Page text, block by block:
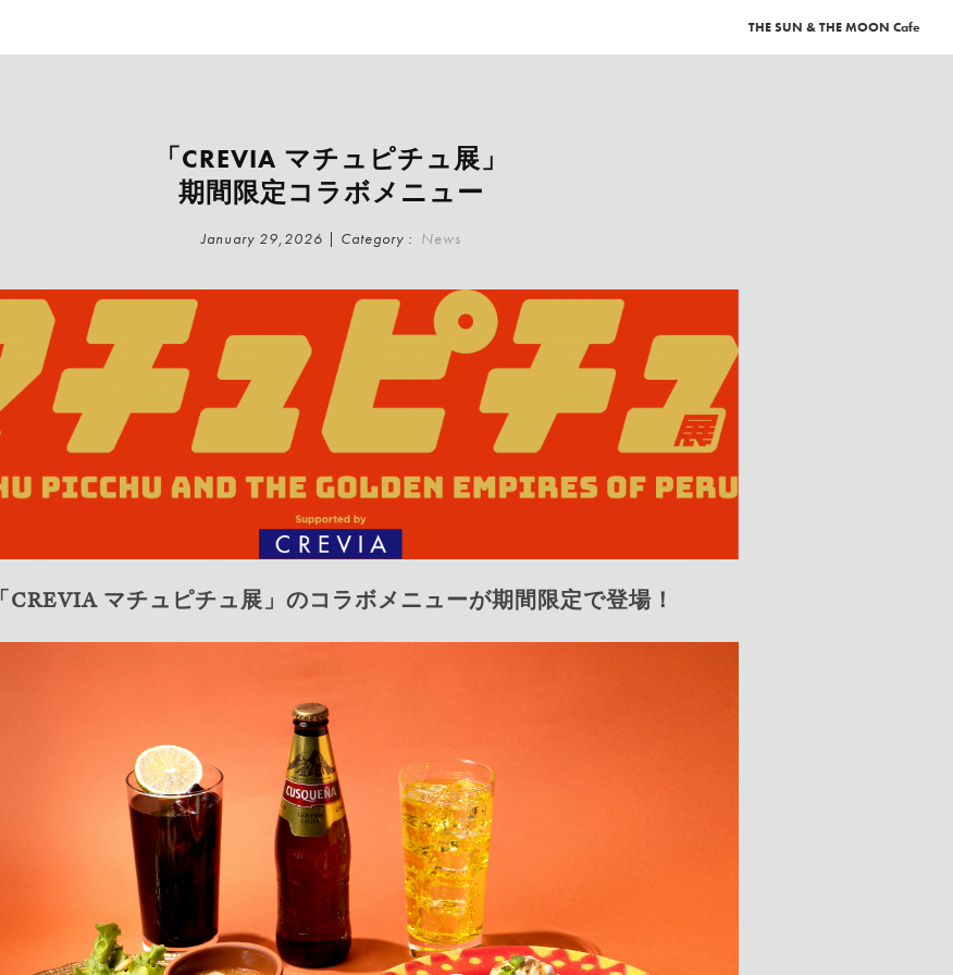
THE SUN & THE MOON Cafe
「CREVIA マチュピチュ展」
期間限定コラボメニュー
January 29,2026 | Category : News
「CREVIA マチュピチュ展」のコラボメニューが期間限定で登場！